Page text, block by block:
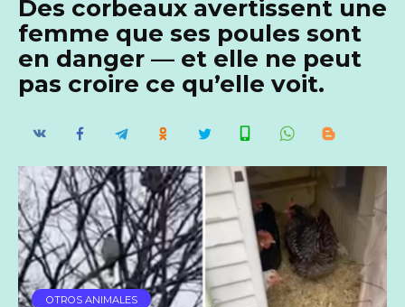
Des corbeaux avertissent une
femme que ses poules sont
en danger — et elle ne peut
pas croire ce qu’elle voit.
OTROS ANIMALES